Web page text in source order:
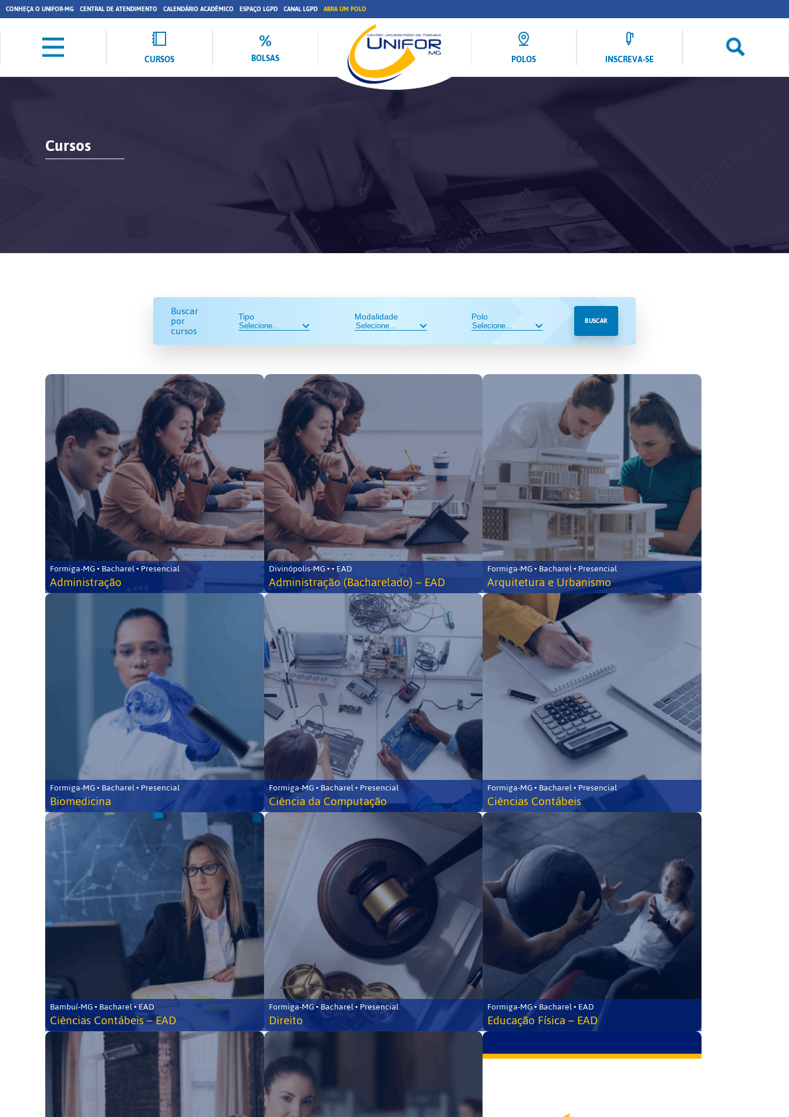
CONHEÇA O UNIFOR-MG CENTRAL DE ATENDIMENTO CALENDÁRIO ACADÊMICO ESPAÇO LGPD CANAL LGPD ABRA UM POLO
CURSOS BOLSAS POLOS INSCREVA-SE
Cursos
Buscar
por
cursos
Tipo Modalidade Polo BUSCAR
Formiga-MG • Bacharel • Presencial
Administração
Divinópolis-MG • • EAD
Administração (Bacharelado) – EAD
Formiga-MG • Bacharel • Presencial
Arquitetura e Urbanismo
Formiga-MG • Bacharel • Presencial
Biomedicina
Formiga-MG • Bacharel • Presencial
Ciência da Computação
Formiga-MG • Bacharel • Presencial
Ciências Contábeis
Bambuí-MG • Bacharel • EAD
Ciências Contábeis – EAD
Formiga-MG • Bacharel • Presencial
Direito
Formiga-MG • Bacharel • EAD
Educação Física – EAD